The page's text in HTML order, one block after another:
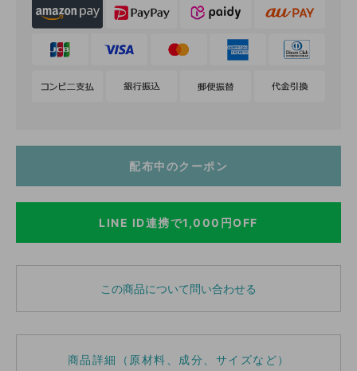
配布中のクーポン
LINE ID連携で1,000円OFF
この商品について問い合わせる
商品詳細（原材料、成分、サイズなど）